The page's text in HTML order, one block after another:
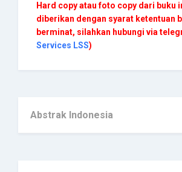
Hard copy atau foto copy dari buku
diberikan dengan syarat ketentuan
berminat, silahkan hubungi via
Services LSS)
Abstrak Indonesia